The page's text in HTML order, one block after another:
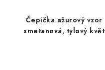
Čepička ažurový vzor
smetanová, tylový květ